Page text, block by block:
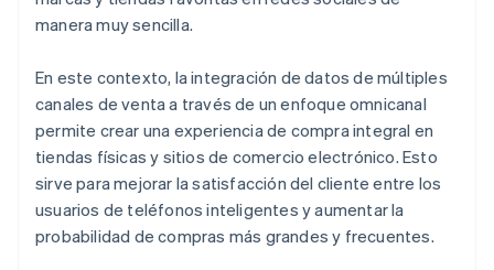
manera muy sencilla.
En este contexto, la integración de datos de múltiples
canales de venta a través de un enfoque omnicanal
permite crear una experiencia de compra integral en
tiendas físicas y sitios de comercio electrónico. Esto
sirve para mejorar la satisfacción del cliente entre los
usuarios de teléfonos inteligentes y aumentar la
probabilidad de compras más grandes y frecuentes.